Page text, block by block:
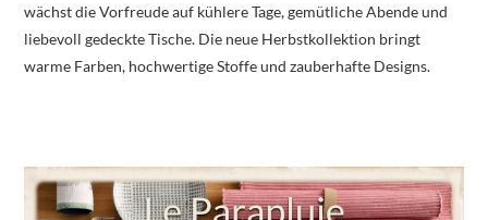
wächst die Vorfreude auf kühlere Tage, gemütliche Abende und
liebevoll gedeckte Tische. Die neue Herbstkollektion bringt
warme Farben, hochwertige Stoffe und zauberhafte Designs.